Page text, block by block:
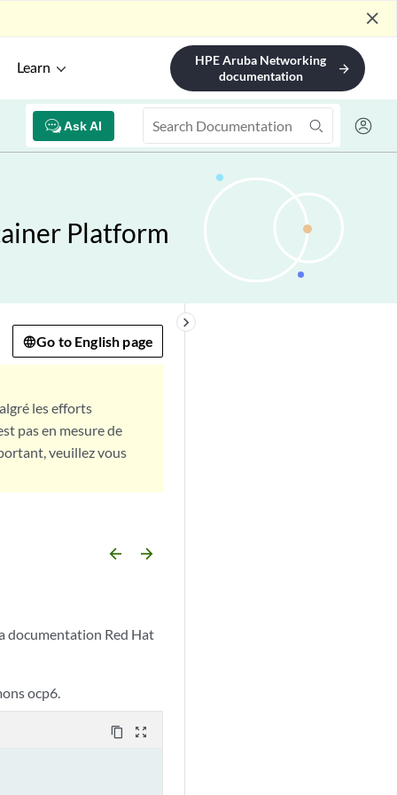
close
Learn
HPE Aruba Networking
documentation
arrow_forward
Ask AI
Platform
keyboard_arrow_right
Go to English page
les efforts
pas en mesure de
veuillez vous
arrow_backward arrow_forward
documentation Red Hat
ocp6.
content_copy zoom_out_map